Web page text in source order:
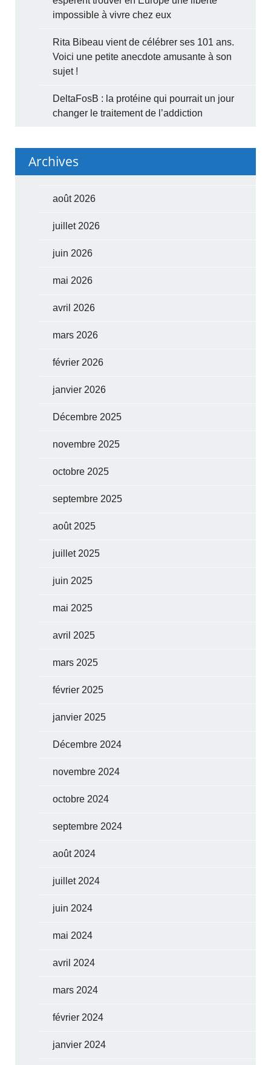
impossible à vivre chez eux
Rita Bibeau vient de célébrer ses 101 ans.
Voici une petite anecdote amusante à son
sujet !
DeltaFosB : la protéine qui pourrait un jour
changer le traitement de l’addiction
Archives
août 2026
juillet 2026
juin 2026
mai 2026
avril 2026
mars 2026
février 2026
janvier 2026
Décembre 2025
novembre 2025
octobre 2025
septembre 2025
août 2025
juillet 2025
juin 2025
mai 2025
avril 2025
mars 2025
février 2025
janvier 2025
Décembre 2024
novembre 2024
octobre 2024
septembre 2024
août 2024
juillet 2024
juin 2024
mai 2024
avril 2024
mars 2024
février 2024
janvier 2024